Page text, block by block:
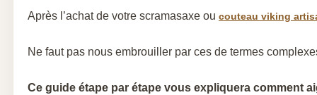
Après l’achat de votre scramasaxe ou couteau viking
Ne faut pas nous embrouiller par ces de termes
Ce guide étape par étape vous expliquera comment